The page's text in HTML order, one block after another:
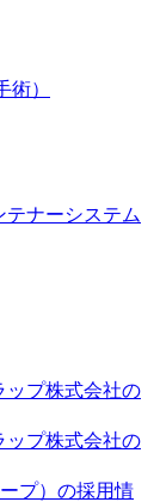
品をお探しい
ょう。成人に
徴と症状、検査
いただくこと
報共有の場を
）
ナーシステム
ップ株式会社の
ップ株式会社の
プ）の採用情